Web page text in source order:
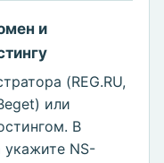
и
(REG.RU,
или
В
укажите NS-